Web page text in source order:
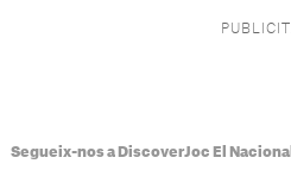
Segueix-nos a DiscoverJoc El Nacional